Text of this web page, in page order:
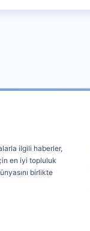
ilgili haberler,
en iyi topluluk
birlikte